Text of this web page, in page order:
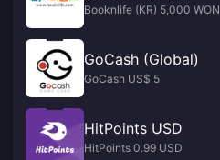
Booknlife (KR) 5,000 WON
GoCash (Global)
GoCash US$ 5
HitPoints USD
HitPoints 0.99 USD